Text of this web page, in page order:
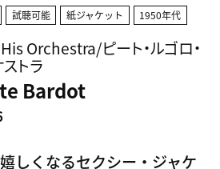
試聴可能 紙ジャケット 1950年代
Orchestra/ピート・ルゴロ・
ストラ
Bardot
しくなるセクシー・ジャケ